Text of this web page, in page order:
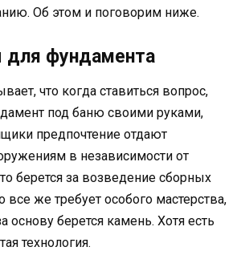
Об этом и поговорим ниже.
для фундамента
что когда ставиться вопрос,
под баню своими руками,
предпочтение отдают
в независимости от
берется за возведение сборных
все же требует особого мастерства,
основу берется камень. Хотя есть
технология.